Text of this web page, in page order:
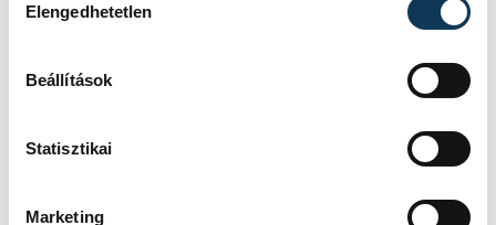
Elengedhetetlen
Beállítások
Statisztikai
Marketing